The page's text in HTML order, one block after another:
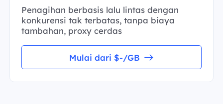
Penagihan berbasis lalu lintas dengan
konkurensi tak terbatas, tanpa biaya
tambahan, proxy cerdas
Mulai dari $-/GB